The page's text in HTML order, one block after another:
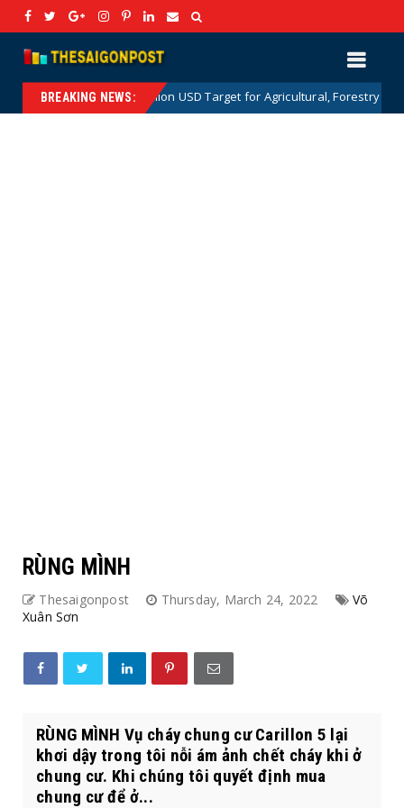
BREAKING NEWS:
The 100 Billion USD Target for Agricultural, Forestry and Aquatic
RÙNG MÌNH
Thesaigonpost Thursday, March 24, 2022
Võ
Xuân Sơn
RÙNG MÌNH Vụ cháy chung cư Carillon 5 lại
khơi dậy trong tôi nỗi ám ảnh chết cháy khi ở
chung cư. Khi chúng tôi quyết định mua
chung cư để ở...